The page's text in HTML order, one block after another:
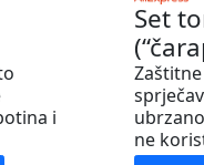
i
Set
ne